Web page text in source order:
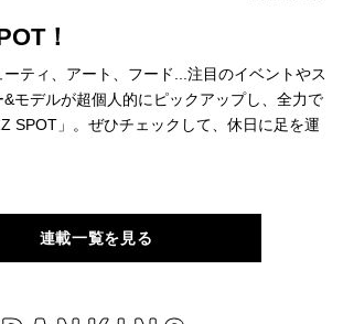
！
ティ、アート、フード...注目のイベントやス
モデルが超個人的にピックアップし、全力で
SPOT」。ぜひチェックして、休日に足を運
連載一覧を見る